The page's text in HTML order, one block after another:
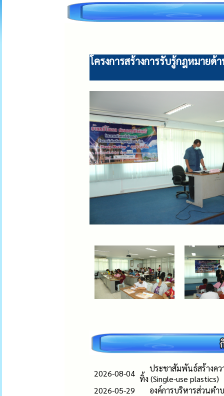
โครงการสร้างการรับรู้กฎหมาย
2026-08-04
ประชาสัมพันธ์สร้างค
ทิ้ง (Single-use plastics)
2026-05-29
องค์การบริหารส่วนต